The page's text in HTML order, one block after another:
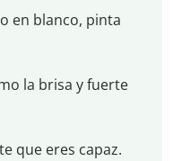
en blanco, pinta
la brisa y fuerte
que eres capaz.